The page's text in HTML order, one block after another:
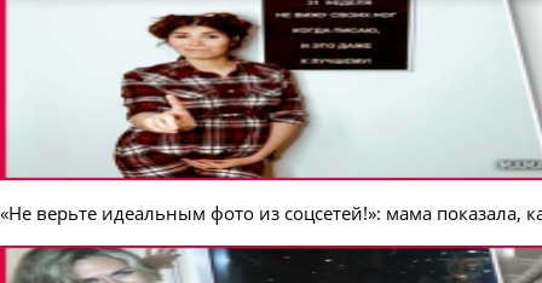
«Не верьте идеальным фото из соцсетей!»: мама показала,